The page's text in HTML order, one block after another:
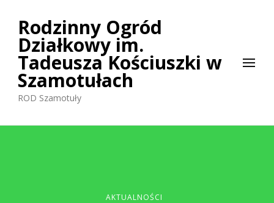
Rodzinny Ogród
Działkowy im.
Tadeusza Kościuszki w
Szamotułach
ROD Szamotuły
AKTUALNOŚCI